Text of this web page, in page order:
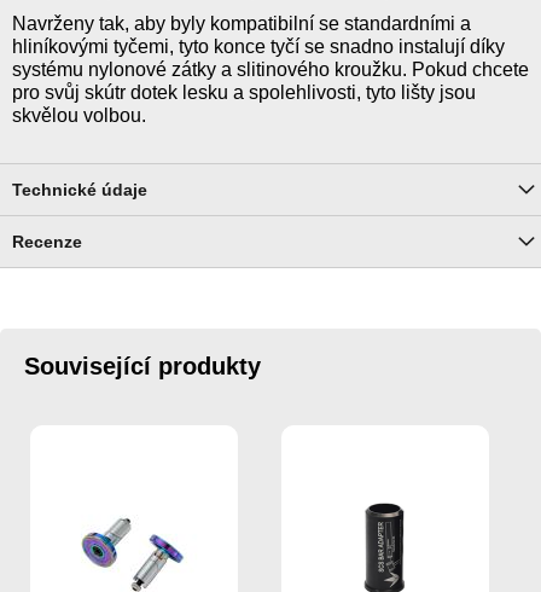
Navrženy tak, aby byly kompatibilní se standardními a
hliníkovými tyčemi, tyto konce tyčí se snadno instalují díky
systému nylonové zátky a slitinového kroužku. Pokud chcete
pro svůj skútr dotek lesku a spolehlivosti, tyto lišty jsou
skvělou volbou.
Technické údaje
Recenze
Související produkty